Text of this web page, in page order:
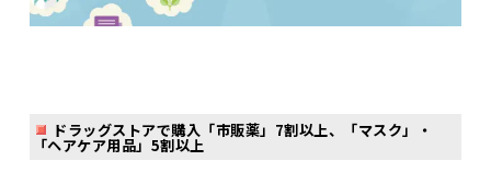
ドラッグストアで購入「市販薬」7割以上、「マスク」・
「ヘアケア用品」5割以上